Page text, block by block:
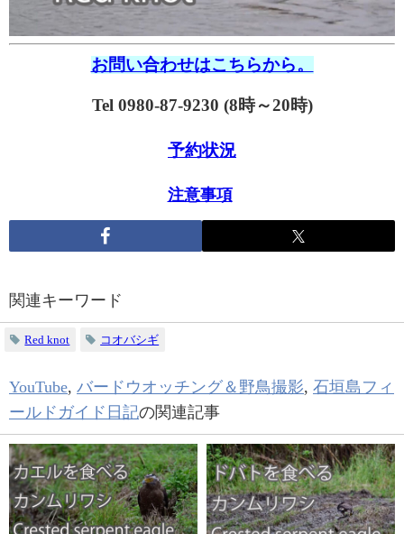
お問い合わせはこちらから。
Tel 0980-87-9230 (8時～20時)
予約状況
注意事項
関連キーワード
Red knot コオバシギ
YouTube, バードウオッチング＆野鳥撮影, 石垣島フィ
ールドガイド日記の関連記事